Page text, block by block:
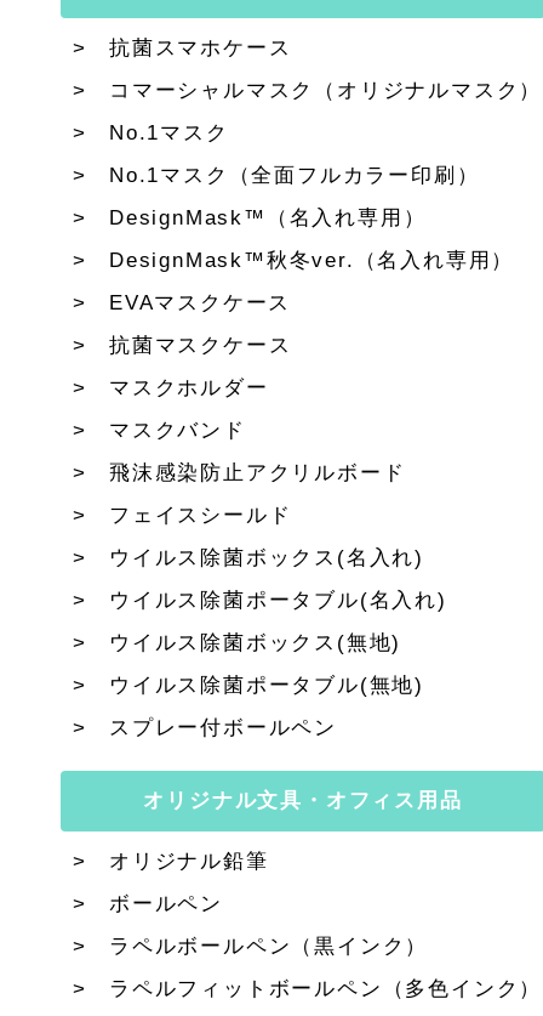
抗菌スマホケース
コマーシャルマスク（オリジナルマスク）
No.1マスク
No.1マスク（全面フルカラー印刷）
DesignMask™（名入れ専用）
DesignMask™秋冬ver.（名入れ専用）
EVAマスクケース
抗菌マスクケース
マスクホルダー
マスクバンド
飛沫感染防止アクリルボード
フェイスシールド
ウイルス除菌ボックス(名入れ)
ウイルス除菌ポータブル(名入れ)
ウイルス除菌ボックス(無地)
ウイルス除菌ポータブル(無地)
スプレー付ボールペン
オリジナル文具・オフィス用品
オリジナル鉛筆
ボールペン
ラペルボールペン（黒インク）
ラペルフィットボールペン（多色インク）